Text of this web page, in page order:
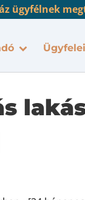
ügyfélnek